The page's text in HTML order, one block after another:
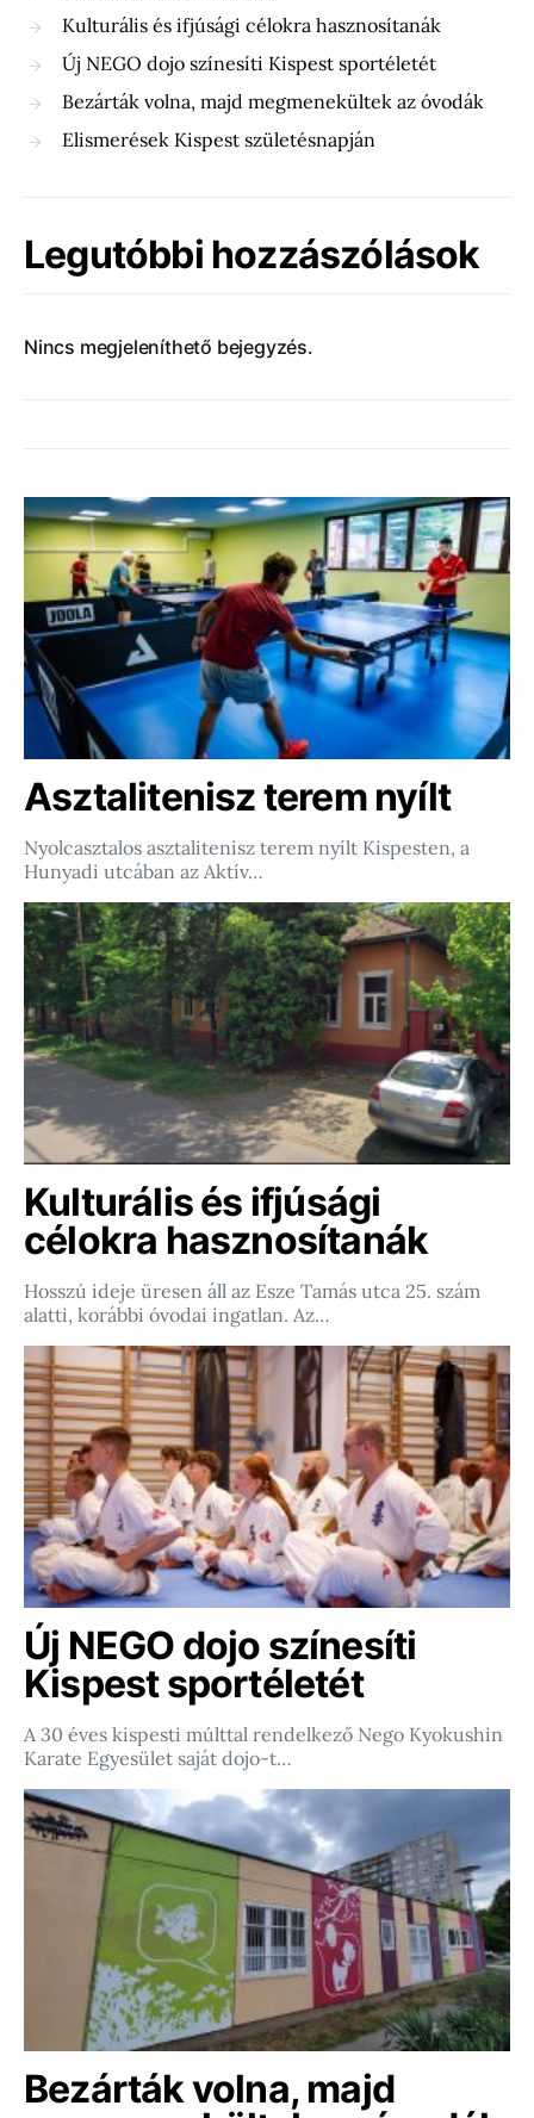
Kulturális és ifjúsági célokra hasznosítanák
Új NEGO dojo színesíti Kispest sportéletét
Bezárták volna, majd megmenekültek az óvodák
Elismerések Kispest születésnapján
Legutóbbi hozzászólások
Nincs megjeleníthető bejegyzés.
Asztalitenisz terem nyílt
Nyolcasztalos asztalitenisz terem nyílt Kispesten, a
Hunyadi utcában az Aktív…
Kulturális és ifjúsági
célokra hasznosítanák
Hosszú ideje üresen áll az Esze Tamás utca 25. szám
alatti, korábbi óvodai ingatlan. Az…
Új NEGO dojo színesíti
Kispest sportéletét
A 30 éves kispesti múlttal rendelkező Nego Kyokushin
Karate Egyesület saját dojo-t…
Bezárták volna, majd